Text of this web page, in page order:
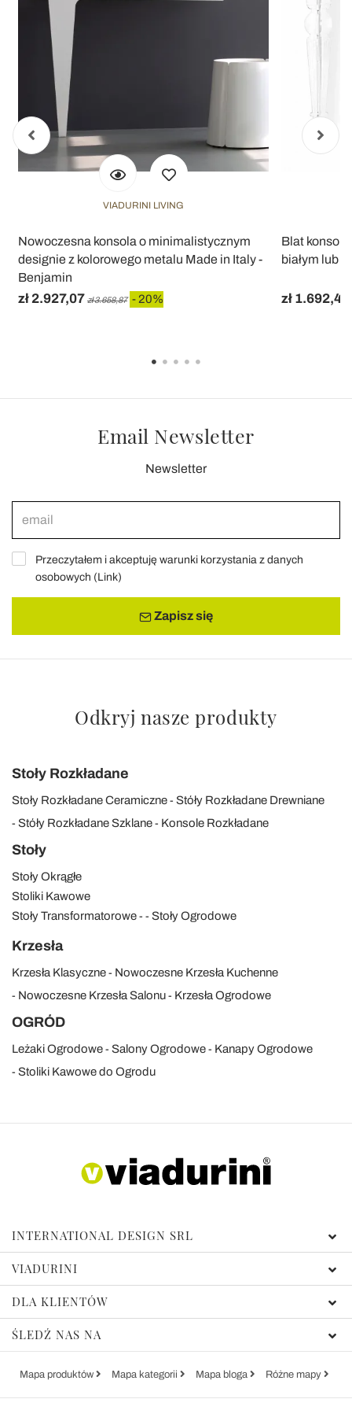
VIADURINI LIVING
Nowoczesna konsola o minimalistycznym
designie z kolorowego metalu Made in Italy -
Benjamin
zł 2.927,07 zł 3.658,87 - 20%
Blat konsoli
białym lub
zł 1.692,44
Email Newsletter
Newsletter
Przeczytałem i akceptuję warunki korzystania z danych
osobowych (Link)
Zapisz się
Odkryj nasze produkty
Stoły Rozkładane
Stoły Rozkładane Ceramiczne
Stóły Rozkładane Drewniane
Stóły Rozkładane Szklane
Konsole Rozkładane
Stoły
Stoły Okrągłe
Stoliki Kawowe
Stoły Transformatorowe
Stoły Ogrodowe
Krzesła
Krzesła Klasyczne
Nowoczesne Krzesła Kuchenne
Nowoczesne Krzesła Salonu
Krzesła Ogrodowe
OGRÓD
Leżaki Ogrodowe Salony Ogrodowe
Kanapy Ogrodowe
Stoliki Kawowe do Ogrodu
INTERNATIONAL DESIGN SRL
VIADURINI
DLA KLIENTÓW
ŚLEDŹ NAS NA
Mapa produktów Mapa kategorii Mapa bloga Różne mapy